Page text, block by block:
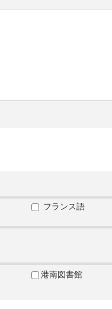
フランス語
港南図書館